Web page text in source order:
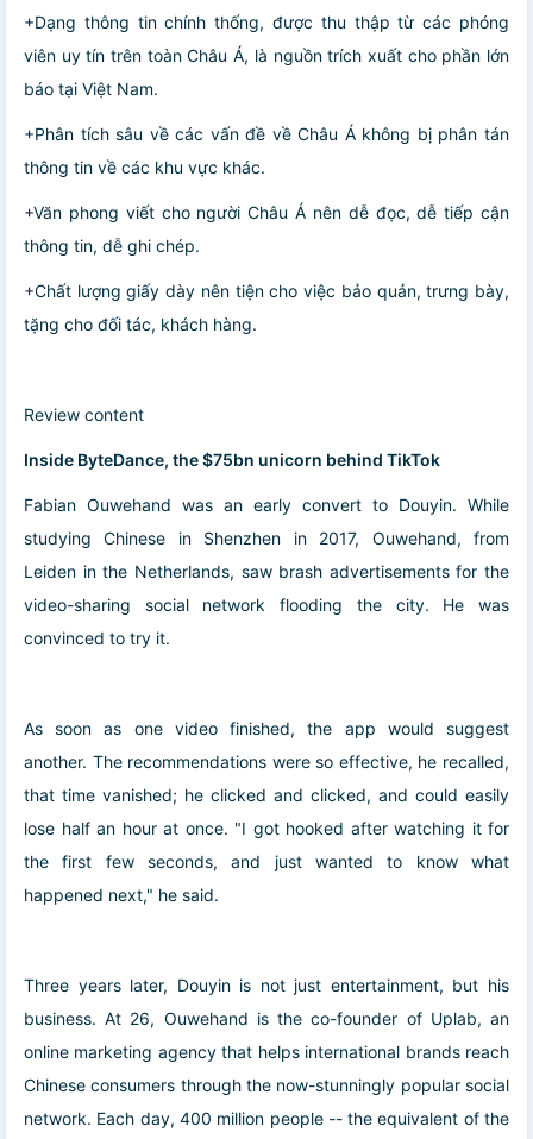
+Dạng thông tin chính thống, được thu thập từ các phóng
viên uy tín trên toàn Châu Á, là nguồn trích xuất cho phần lớn
báo tại Việt Nam.
+Phân tích sâu về các vấn đề về Châu Á không bị phân tán
thông tin về các khu vực khác.
+Văn phong viết cho người Châu Á nên dễ đọc, dễ tiếp cận
thông tin, dễ ghi chép.
+Chất lượng giấy dày nên tiện cho việc bảo quản, trưng bày,
tặng cho đối tác, khách hàng.
Review content
Inside ByteDance, the $75bn unicorn behind TikTok
Fabian Ouwehand was an early convert to Douyin. While
studying Chinese in Shenzhen in 2017, Ouwehand, from
Leiden in the Netherlands, saw brash advertisements for the
video-sharing social network flooding the city. He was
convinced to try it.
As soon as one video finished, the app would suggest
another. The recommendations were so effective, he recalled,
that time vanished; he clicked and clicked, and could easily
lose half an hour at once. "I got hooked after watching it for
the first few seconds, and just wanted to know what
happened next," he said.
Three years later, Douyin is not just entertainment, but his
business. At 26, Ouwehand is the co-founder of Uplab, an
online marketing agency that helps international brands reach
Chinese consumers through the now-stunningly popular social
network. Each day, 400 million people -- the equivalent of the